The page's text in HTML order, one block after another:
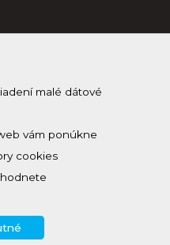
a dostávaj novinky ako prvý
malé dátové
vám ponúkne
cookies